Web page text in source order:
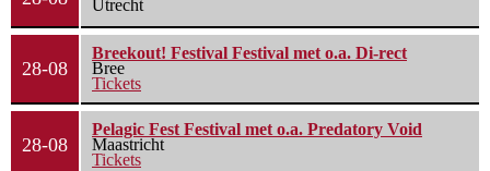
Utrecht
28-08
Breekout! Festival Festival met o.a. Di-rect
Bree
Tickets
28-08
Pelagic Fest Festival met o.a. Predatory Void
Maastricht
Tickets